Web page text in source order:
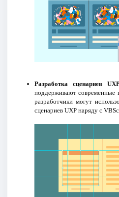
Разработка сценариев
поддерживают современные
разработчики могут
сценариев UXP наряду с